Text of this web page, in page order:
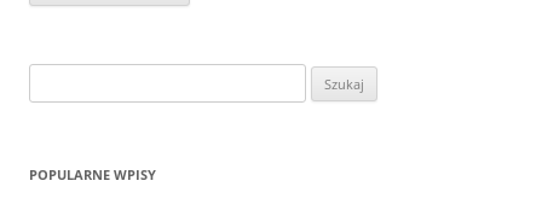
POPULARNE WPISY